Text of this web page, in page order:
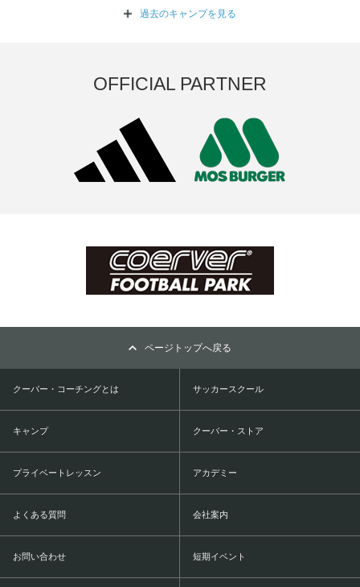
過去のキャンプを 見る
OFFICIAL PARTNER
ページトップへ戻る
クーバー・コーチングとは サッカースクール
キャンプ クーバー・ストア
プライベートレッスン アカデミー
よくある質問 会社案内
お問い合わせ 短期イベント